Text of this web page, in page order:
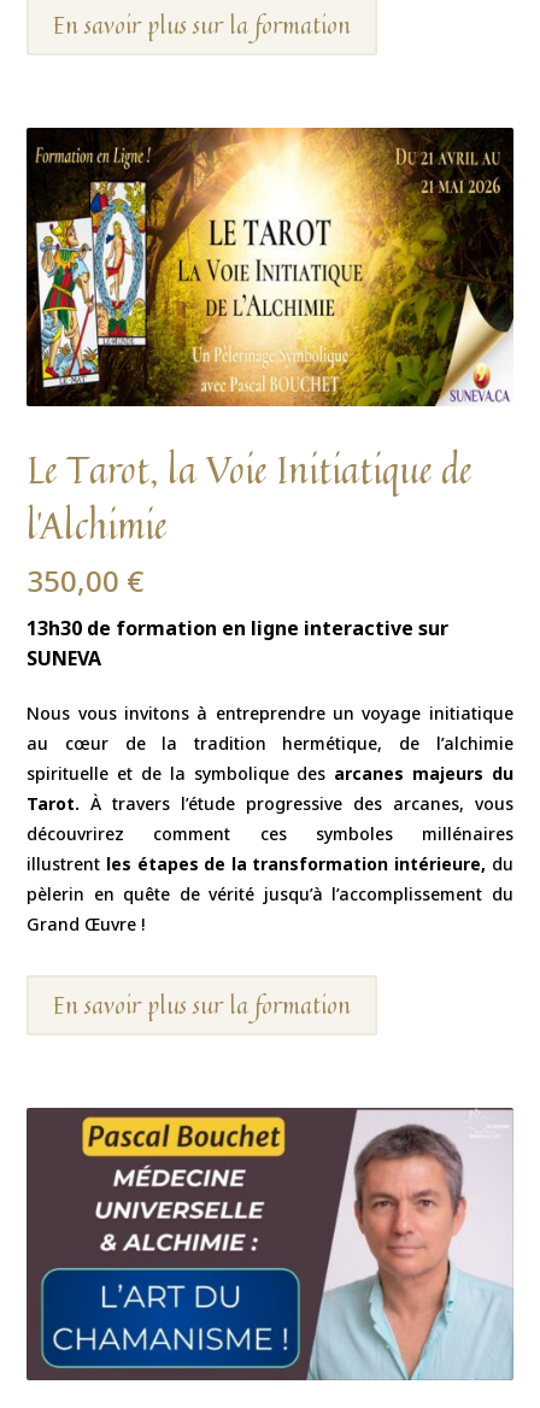
En savoir plus sur la formation
Le Tarot, la Voie Initiatique de
l’Alchimie
350,00 €
13h30 de formation en ligne interactive sur
SUNEVA
Nous vous invitons à entreprendre un voyage initiatique
au cœur de la tradition hermétique, de l’alchimie
spirituelle et de la symbolique des arcanes majeurs du
Tarot.À travers l’étude progressive des arcanes, vous
découvrirez comment ces symboles millénaires
illustrent les étapes de la transformation intérieure, du
pèlerin en quête de vérité jusqu’à l’accomplissement du
Grand Œuvre !
En savoir plus sur la formation